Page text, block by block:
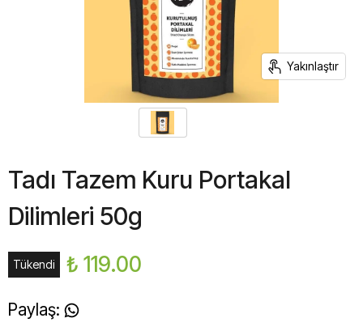
Yakınlaştır
Tadı Tazem Kuru Portakal
Dilimleri 50g
Tükendi ₺ 119.00
Paylaş: